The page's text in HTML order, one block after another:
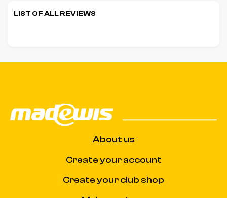
LIST OF ALL REVIEWS
About us
Create your account
Create your club shop